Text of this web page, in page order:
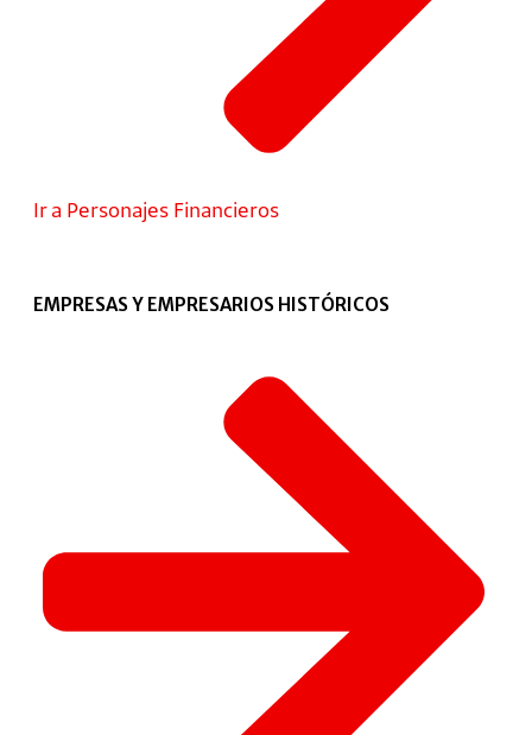
Ir a Personajes Financieros
EMPRESAS Y EMPRESARIOS HISTÓRICOS